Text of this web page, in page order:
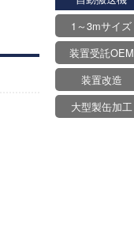
1～3mサイズ
装置受託OEM
装置改造
大型製缶加工